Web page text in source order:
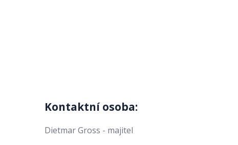
Kontaktní osoba:
Dietmar Gross - majitel